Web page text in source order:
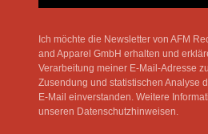
Ich möchte die Newsletter von AFM
and Apparel GmbH erhalten und
Verarbeitung meiner E-Mail-Adresse
Zusendung und statistischen Analyse
E-Mail einverstanden. Weitere
unseren Datenschutzhinweisen.